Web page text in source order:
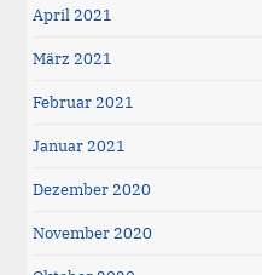
April 2021
März 2021
Februar 2021
Januar 2021
Dezember 2020
November 2020